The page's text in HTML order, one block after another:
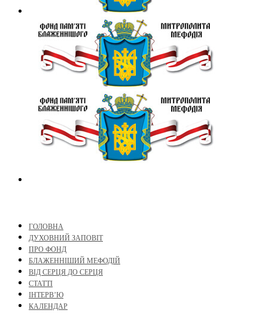
ГОЛОВНА
ДУХОВНИЙ ЗАПОВІТ
ПРО ФОНД
БЛАЖЕННІШИЙ МЕФОДІЙ
ВІД СЕРЦЯ ДО СЕРЦЯ
СТАТТІ
ІНТЕРВ’Ю
КАЛЕНДАР